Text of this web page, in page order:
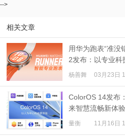
-->
相关文章
用华为跑表“准没
2发布：以专业
杨善舞 03月23日
ColorOS 14发布
来智慧流畅新体验
量衡 11月16日